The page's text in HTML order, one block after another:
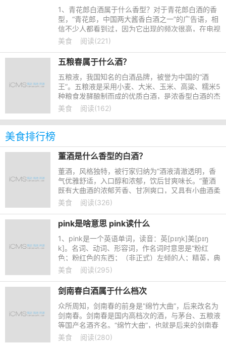
1、青花郎白酒属于什么香型？对于青花郎白酒的香
型，“青花郎，中国两大酱香白酒之一”的广告语，相
信不少人都看到过，因为它出现的频次很高，在电视
上、机场、车站等很多地方都能见到，是酱香型白酒
美食 阅读(221)
五粮春属于什么酒？
五粮液，我国知名的白酒品牌，被誉为中国的“酒
王”。五粮液是采用小麦、大米、玉米、高粱、糯米5
种粮食发酵酿制而成的优质白酒，是浓香型白酒的杰
出代表。旗下有多个不同的品牌，比如五粮春就是不
美食 阅读(162)
美食排行榜
董酒是什么香型的白酒？
董酒，风格独特，被行家归纳为“酒液清澈透明，香
气优雅舒适，入口醇和浓郁，饮后甘爽味长。”董酒
既有大曲酒的浓郁芳香、甘冽爽口，又具有小曲酒柔
绵、醇和、回甜，饮后不干、不燥、不易上头，余味
美食 阅读(326)
pink是啥意思 pink读什么
1、pink是一个英语单词，读音：英[pɪŋk]美[pɪŋ
k]。名词、动词、形容词，作名词时意思是“粉红
色；粉红色的东西；（非正式）左倾的人；精英，典
范；石竹科；尖尾帆船；（旧）微黄颜料”，作动词
美食 阅读(295)
剑南春白酒属于什么档次
众所周知，剑南春的前身是“绵竹大曲”，后来改名为
剑南春。剑南春是国内高档次的酒，与茅台、五粮液
等国产名酒齐名。“绵竹大曲”，也就是后来的剑南春
曾经为皇室专享贡品，毋庸置疑，这样的白酒档次是
美食 阅读(280)